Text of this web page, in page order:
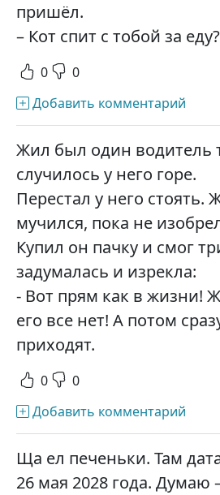
пришёл.
– Кот спит с тобой за еду?
0 0
Добавить комментарий
Жил был один водитель
случилось у него горе.
Перестал у него стоять.
мучился, пока не
Купил он пачку и смог
задумалась и изрекла:
- Вот прям как в жизни!
его все нет! А потом
приходят.
0 0
Добавить комментарий
Ща ел печеньки. Там
26 мая 2028 года.